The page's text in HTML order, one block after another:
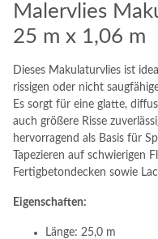
Malervlies
25 m x 1,06 m
Dieses Makulaturvlies ist
rissigen oder nicht
Es sorgt für eine glatte,
auch größere Risse
hervorragend als Basis für
Tapezieren auf schwierigen
Fertigbetondecken sowie
Eigenschaften:
Länge: 25,0 m